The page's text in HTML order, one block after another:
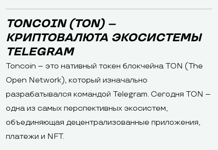
TONCOIN (TON) –
КРИПТОВАЛЮТА ЭКОСИСТЕМЫ
TELEGRAM
Toncoin – это нативный токен блокчейна TON (The
Open Network), который изначально
разрабатывался командой Telegram. Сегодня TON –
одна из самых перспективных экосистем,
объединяющая децентрализованные приложения,
платежи и NFT.